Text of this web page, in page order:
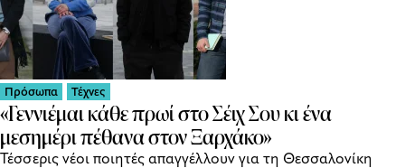
Πρόσωπα Τέχνες
«Γεννιέμαι κάθε πρωί στο Σέιχ Σου κι ένα
μεσημέρι πέθανα στον Ξαρχάκο»
Τέσσερις νέοι ποιητές απαγγέλλουν για τη Θεσσαλονίκη